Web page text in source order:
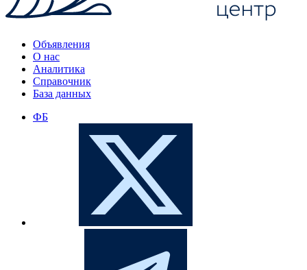
Объявления
О нас
Аналитика
Справочник
База данных
ФБ